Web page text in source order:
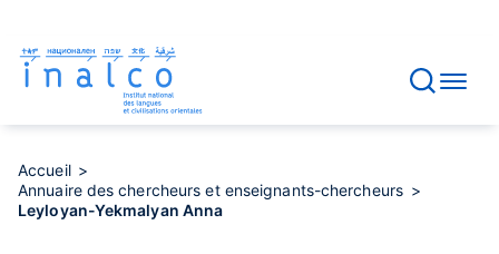
contenu
principal
Accueil
Annuaire des chercheurs et enseignants-chercheurs
Leyloyan-Yekmalyan Anna